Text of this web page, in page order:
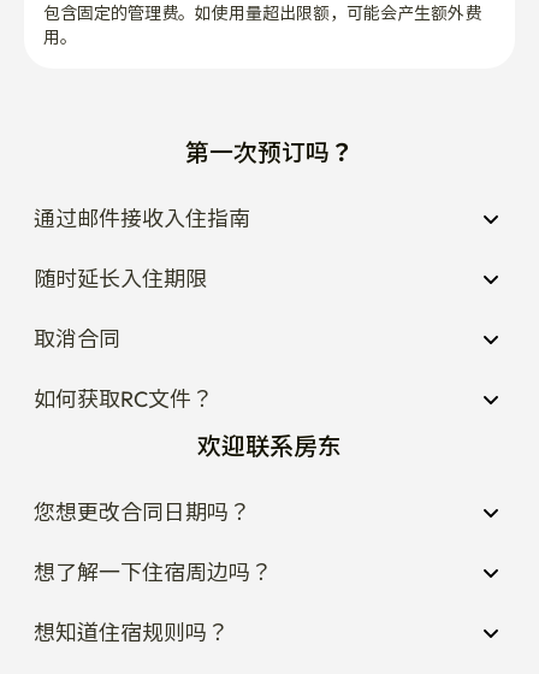
包含固定的管理费。如使用量超出限额，可能会产生额外费
用。
第一次预订吗？
通过邮件接收入住指南
随时延长入住期限
取消合同
如何获取RC文件？
欢迎联系房东
您想更改合同日期吗？
想了解一下住宿周边吗？
想知道住宿规则吗？